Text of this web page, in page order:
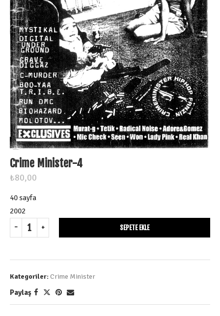
Crime Minister-4
₺80,00
40 sayfa
2002
SEPETE EKLE
Kategoriler:Crime Minister
Paylaş